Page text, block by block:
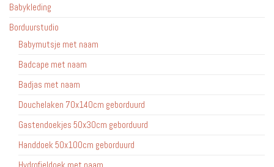
Babykleding
Borduurstudio
Babymutsje met naam
Badcape met naam
Badjas met naam
Douchelaken 70x140cm geborduurd
Gastendoekjes 50x30cm geborduurd
Handdoek 50x100cm geborduurd